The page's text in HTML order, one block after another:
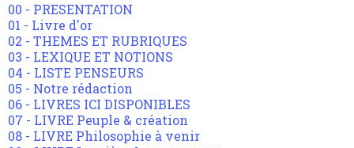
00 - PRESENTATION
01 - Livre d'or
02 - THEMES ET RUBRIQUES
03 - LEXIQUE ET NOTIONS
04 - LISTE PENSEURS
05 - Notre rédaction
06 - LIVRES ICI DISPONIBLES
07 - LIVRE Peuple & création
08 - LIVRE Philosophie à venir